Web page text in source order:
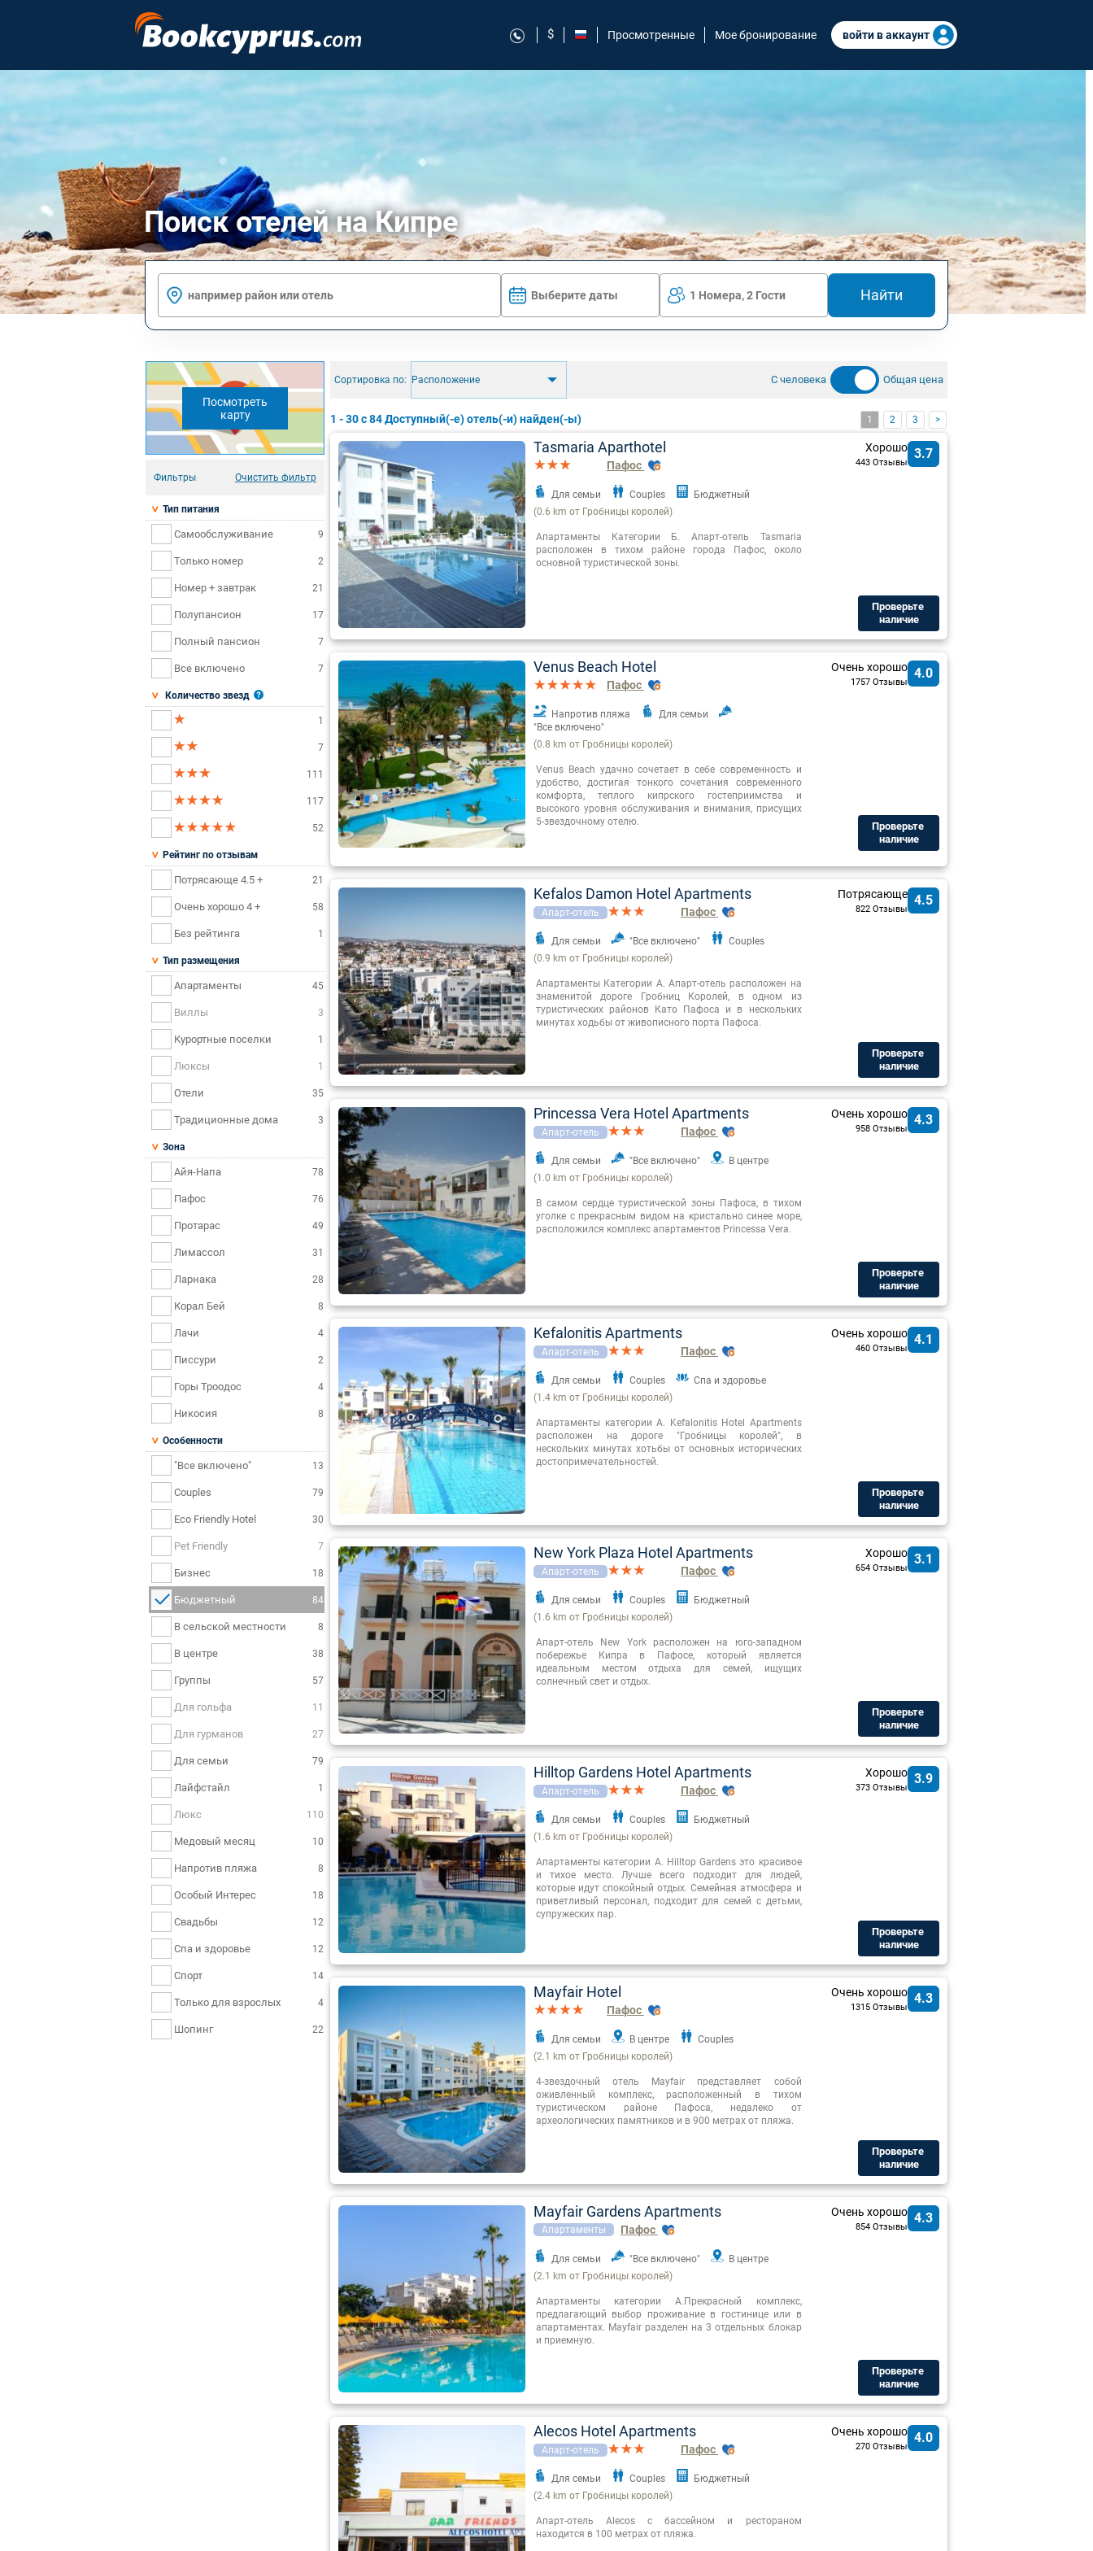
$ Просмотренные Мое бронирование войти в аккаунт
Поиск отелей на Кипре
Выберите даты 1 Номера, 2 Гости Найти
Посмотреть
карту
Фильтры Очистить фильтр
Тип питания
Самообслуживание 9
Только номер 2
Номер + завтрак 21
Полупансион 17
Полный пансион 7
Все включено 7
Количество звезд
1
7
111
117
52
Рейтинг по отзывам
Потрясающе 4.5 + 21
Очень хорошо 4 + 58
Без рейтинга 1
Тип размещения
Апартаменты 45
Виллы 3
Курортные поселки 1
Люксы 1
Отели 35
Традиционные дома 3
Зона
Айя-Напа 78
Пафос 76
Протарас 49
Лимассол 31
Ларнака 28
Корал Бей 8
Лачи 4
Писсури 2
Горы Троодос 4
Никосия 8
Особенности
"Все включено" 13
Couples 79
Eco Friendly Hotel 30
Pet Friendly 7
Бизнес 18
Бюджетный 84
В сельской местности 8
В центре 38
Группы 57
Для гольфа 11
Для гурманов 27
Для семьи 79
Лайфстайл 1
Люкс 110
Медовый месяц 10
Напротив пляжа 8
Особый Интерес 18
Свадьбы 12
Спа и здоровье 12
Спорт 14
Только для взрослых 4
Шопинг 22
Сортировка по: Pасположение С человека Общая цена
1 - 30с 84 Доступный(-е) отель(-и) найден(-ы) 1 2 3 >
Tasmaria Aparthotel
Пафос
Для семьи Couples
Бюджетный
(0.6 km от Гробницы королей)
Апартаменты Категории Б. Апарт-отель Tasmaria
расположен в тихом районе города Пафос, около
основной туристической зоны.
Хорошо
443 Отзывы
3.7
Проверьте ​
наличие
Venus Beach Hotel
Пафос
Напротив пляжа
Для семьи
"Все включено"
(0.8 km от Гробницы королей)
Venus Beach удачно сочетает в себе современность и
удобство, достигая тонкого сочетания современного
комфорта, теплого кипрского гостеприимства и
высокого уровня обслуживания и внимания, присущих
5-звездочному отелю.
Очень хорошо
1757 Отзывы
4.0
Проверьте ​
наличие
Kefalos Damon Hotel Apartments
Апарт-отель Пафос
Для семьи "Все включено"
Couples
(0.9 km от Гробницы королей)
Апартаменты Категории А. Апарт-отель расположен на
знаменитой дороге Гробниц Королей, в одном из
туристических районов Като Пафоса и в нескольких
минутах ходьбы от живописного порта Пафоса.
Потрясающе
822 Отзывы
4.5
Проверьте ​
наличие
Princessa Vera Hotel Apartments
Апарт-отель Пафос
Для семьи "Все включено"
В центре
(1.0 km от Гробницы королей)
В самом сердце туристической зоны Пафоса, в тихом
уголке с прекрасным видом на кристально синее море,
расположился комплекс апартаментов Princessa Vera.
Очень хорошо
958 Отзывы
4.3
Проверьте ​
наличие
Kefalonitis Apartments
Апарт-отель Пафос
Для семьи Couples
Спа и здоровье
(1.4 km от Гробницы королей)
Апартаменты категории А. Kefalonitis Hotel Apartments
расположен на дороге "Гробницы королей", в
нескольких минутах хотьбы от основных исторических
достопримечательностей.
Очень хорошо
460 Отзывы
4.1
Проверьте ​
наличие
New York Plaza Hotel Apartments
Апарт-отель Пафос
Для семьи Couples
Бюджетный
(1.6 km от Гробницы королей)
Апарт-отель New York расположен на юго-западном
побережье Кипра в Пафосе, который является
идеальным местом отдыха для семей, ищущих
солнечный свет и отдых.
Хорошо
654 Отзывы
3.1
Проверьте ​
наличие
Hilltop Gardens Hotel Apartments
Апарт-отель Пафос
Для семьи Couples
Бюджетный
(1.6 km от Гробницы королей)
Апартаменты категории А. Hilltop Gardens это красивое
и тихое место. Лучше всего подходит для людей,
которые идут спокойный отдых. Семейная атмосфера и
приветливый персонал, подходит для семей с детьми,
супружеских пар.
Хорошо
373 Отзывы
3.9
Проверьте ​
наличие
Mayfair Hotel
Пафос
Для семьи В центре
Couples
(2.1 km от Гробницы королей)
4-звездочный отель Mayfair представляет собой
оживленный комплекс, расположенный в тихом
туристическом районе Пафоса, недалеко от
археологических памятников и в 900 метрах от пляжа.
Очень хорошо
1315 Отзывы
4.3
Проверьте ​
наличие
Mayfair Gardens Apartments
Апартаменты Пафос
Для семьи "Все включено"
В центре
(2.1 km от Гробницы королей)
Апартаменты категории А.Прекрасный комплекс,
предлагающий выбор проживание в гостинице или в
апартаментах. Mayfair разделен на 3 отдельных блокар
и приемную.
Очень хорошо
854 Отзывы
4.3
Проверьте ​
наличие
Alecos Hotel Apartments
Апарт-отель Пафос
Для семьи Couples
Бюджетный
(2.4 km от Гробницы королей)
Апарт-отель Alecos с бассейном и рестораном
находится в 100 метрах от пляжа.
Очень хорошо
270 Отзывы
4.0